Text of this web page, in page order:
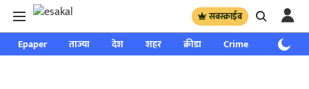
सबस्क्राईब
Epaper ताज्या देश शहर क्रीडा Crime साप्ताहिक